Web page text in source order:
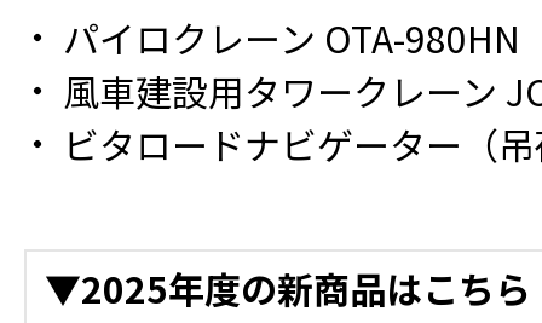
パイロクレーン OTA-980HN
風車建設用タワークレーン
ビタロードナビゲーター（
▼2025年度の新商品はこちら